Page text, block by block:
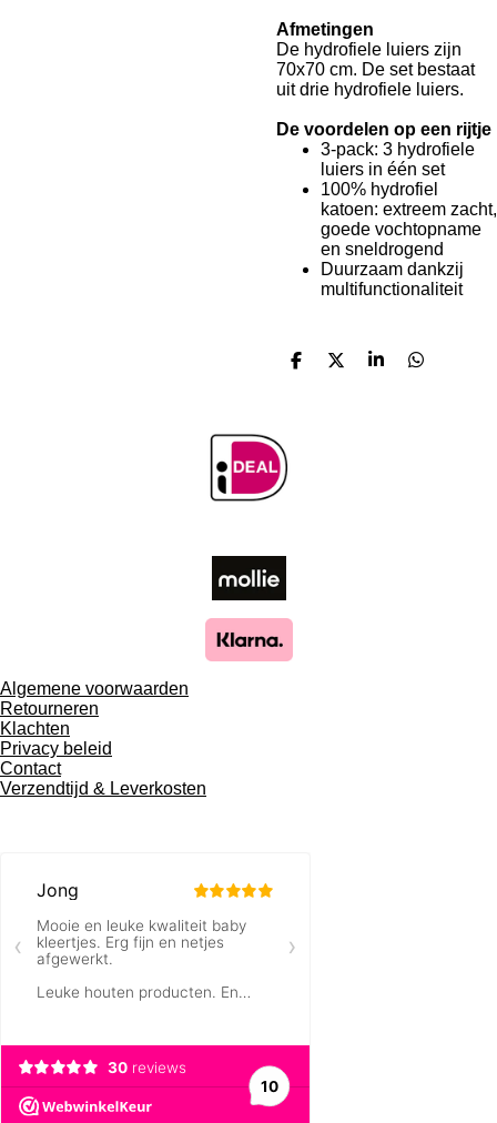
Afmetingen
De hydrofiele luiers zijn
70x70 cm. De set bestaat
uit drie hydrofiele luiers.
De voordelen op een rijtje
3-pack: 3 hydrofiele
luiers in één set
100% hydrofiel
katoen: extreem zacht,
goede vochtopname
en sneldrogend
Duurzaam dankzij
multifunctionaliteit
D
D
S
D
Algemene voorwaarden
Retourneren
Klachten
Privacy beleid
Contact
Verzendtijd & Leverkosten